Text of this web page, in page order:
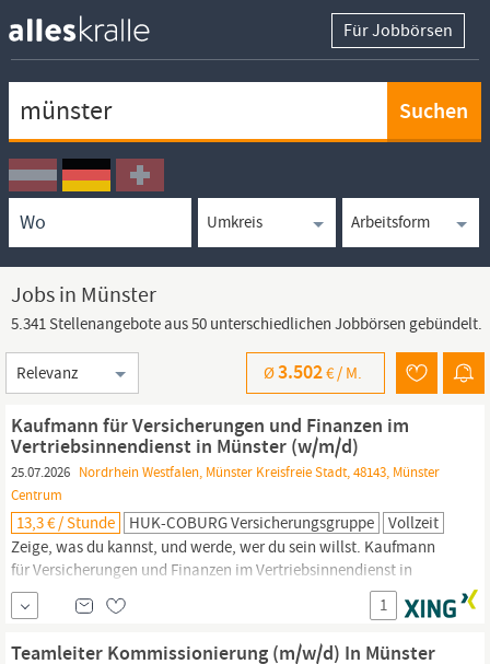
Für Jobbörsen
Ortssuche
Umkreissuche
Arbeitsform
Jobs in Münster
5.341 Stellenangebote aus 50 unterschiedlichen Jobbörsen gebündelt.
Sortierung
Ø3.502€ / M.
Kaufmann für Versicherungen und Finanzen im
Vertriebsinnendienst in Münster (w/m/d)
25.07.2026 Nordrhein Westfalen, Münster Kreisfreie Stadt, 48143, Münster
Centrum
13,3 € / Stunde HUK-COBURG Versicherungsgruppe
Vollzeit
Zeige, was du kannst, und werde, wer du sein willst. Kaufmann
für Versicherungen und Finanzen im Vertriebsinnendienst in
Münster
(w/m/d)
Nordrhein-Westfalen, Deutschland
Beschäftigungsart Vollzeit Wochenarbeitszeit 38 Stunden
Befristungsart Befristet Befristung für 2 Jahre Besetzungsstart Ab
1
Teamleiter Kommissionierung (m/w/d) In Münster